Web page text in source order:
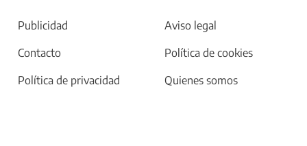
Publicidad
Aviso legal
Contacto
Política de cookies
Política de privacidad
Quienes somos